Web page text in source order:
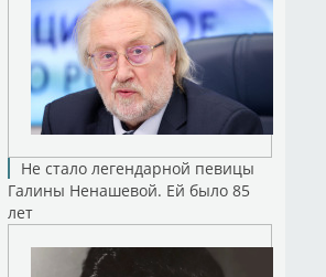
Не стало легендарной певицы
Галины Ненашевой. Ей было 85
лет